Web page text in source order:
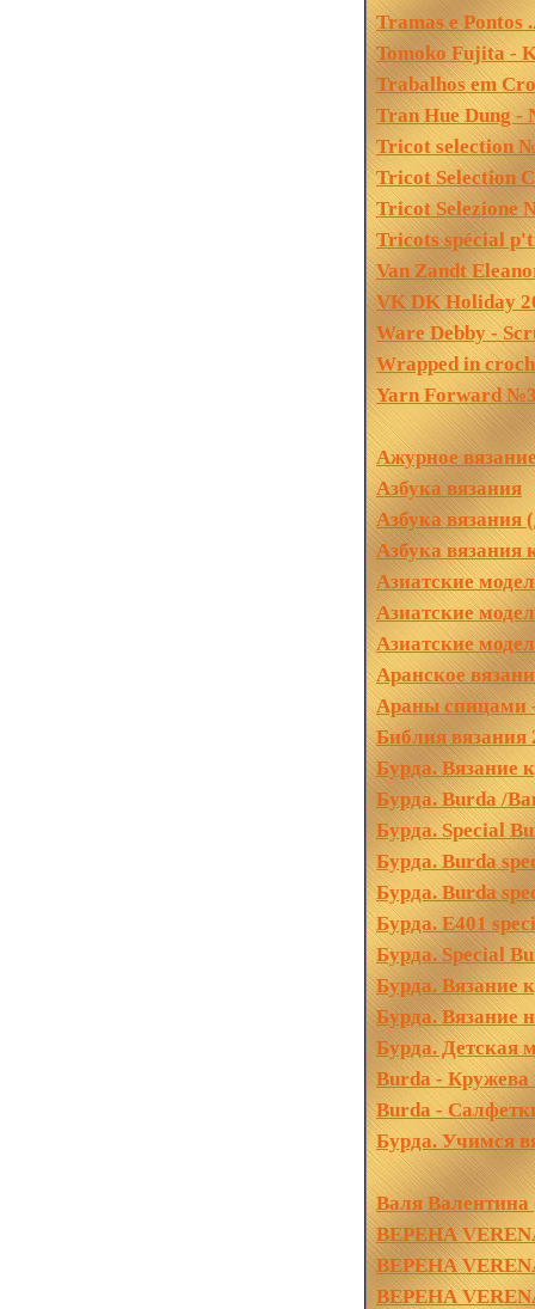
Tramas e
Tomoko Fujita -
Trabalhos em
Tran Hue Dung -
Tricot selection
Tricot Selection
Tricot Selezione
Tricots spécial
Van Zandt
VK DK Holiday
Ware Debby -
Wrapped in
Yarn Forward
Ажурное
Азбука вязания
Азбука вязания
Азбука вязания
Азиатские
Азиатские
Азиатские
Аранское
Араны спицами
Библия вязания
Бурда. Вязание
Бурда. Burda /
Бурда. Special
Бурда. Burda
Бурда. Burda
Бурда. E401
Бурда. Special
Бурда. Вязание
Бурда. Вязание
Бурда. Детская
Burda - Кружева
Burda -
Бурда. Учимся
Валя
ВЕРЕНА
ВЕРЕНА
ВЕРЕНА